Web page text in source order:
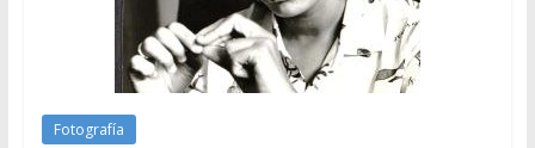
Fotografía